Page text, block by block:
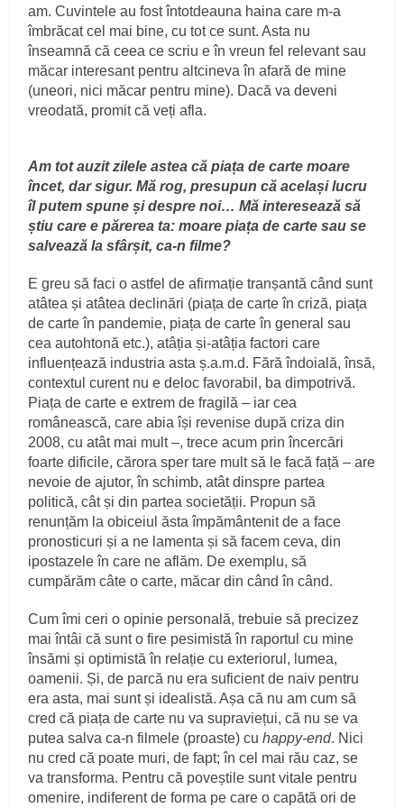
am. Cuvintele au fost întotdeauna haina care m-a
îmbrăcat cel mai bine, cu tot ce sunt. Asta nu
înseamnă că ceea ce scriu e în vreun fel relevant sau
măcar interesant pentru altcineva în afară de mine
(uneori, nici măcar pentru mine). Dacă va deveni
vreodată, promit că veți afla.
Am tot auzit zilele astea că piața de carte moare
încet, dar sigur. Mă rog, presupun că același lucru
îl putem spune și despre noi… Mă interesează să
știu care e părerea ta: moare piața de carte sau se
salvează la sfârșit, ca-n filme?
E greu să faci o astfel de afirmație tranșantă când sunt
atâtea și atâtea declinări (piața de carte în criză, piața
de carte în pandemie, piața de carte în general sau
cea autohtonă etc.), atâția și-atâția factori care
influențează industria asta ș.a.m.d. Fără îndoială, însă,
contextul curent nu e deloc favorabil, ba dimpotrivă.
Piața de carte e extrem de fragilă – iar cea
românească, care abia își revenise după criza din
2008, cu atât mai mult –, trece acum prin încercări
foarte dificile, cărora sper tare mult să le facă față – are
nevoie de ajutor, în schimb, atât dinspre partea
politică, cât și din partea societății. Propun să
renunțăm la obiceiul ăsta împământenit de a face
pronosticuri și a ne lamenta și să facem ceva, din
ipostazele în care ne aflăm. De exemplu, să
cumpărăm câte o carte, măcar din când în când.
Cum îmi ceri o opinie personală, trebuie să precizez
mai întâi că sunt o fire pesimistă în raportul cu mine
însămi și optimistă în relație cu exteriorul, lumea,
oamenii. Și, de parcă nu era suficient de naiv pentru
era asta, mai sunt și idealistă. Așa că nu am cum să
cred că piața de carte nu va supraviețui, că nu se va
putea salva ca-n filmele (proaste) cuhappy-end. Nici
nu cred că poate muri, de fapt; în cel mai rău caz, se
va transforma. Pentru că poveștile sunt vitale pentru
omenire, indiferent de forma pe care o capătă ori de